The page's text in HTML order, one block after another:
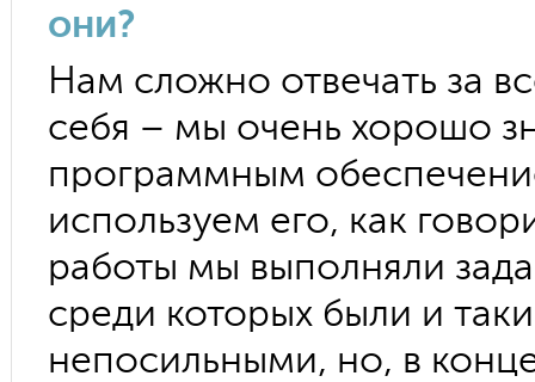
они?
Нам сложно отвечать за
себя – мы очень хорошо
программным
используем его, как
работы мы выполняли
среди которых были и
непосильными, но, в